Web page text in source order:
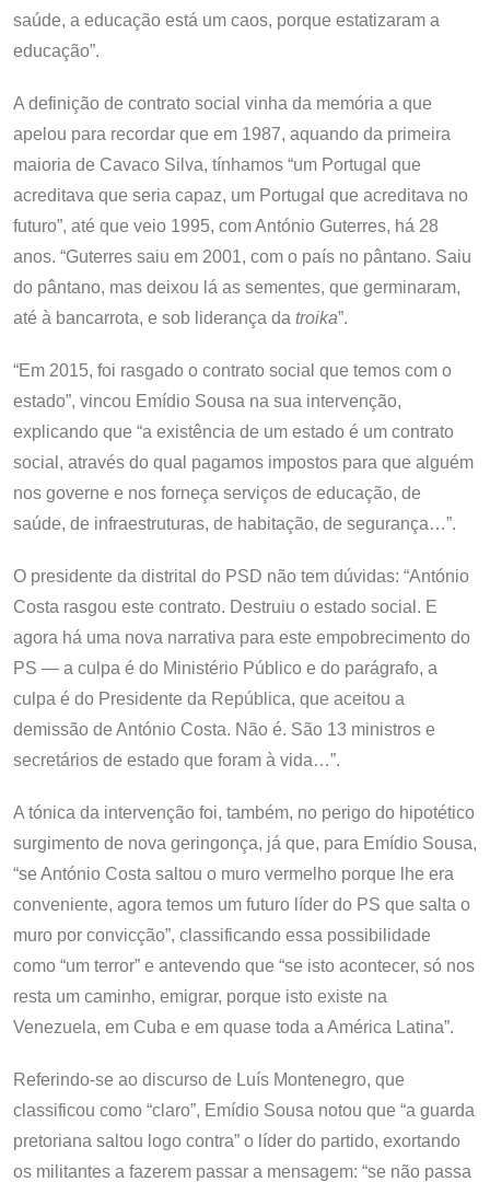
saúde, a educação está um caos, porque estatizaram a
educação”.
A definição de contrato social vinha da memória a que
apelou para recordar que em 1987, aquando da primeira
maioria de Cavaco Silva, tínhamos “um Portugal que
acreditava que seria capaz, um Portugal que acreditava no
futuro”, até que veio 1995, com António Guterres, há 28
anos. “Guterres saiu em 2001, com o país no pântano. Saiu
do pântano, mas deixou lá as sementes, que germinaram,
até à bancarrota, e sob liderança da troika”.
“Em 2015, foi rasgado o contrato social que temos com o
estado”, vincou Emídio Sousa na sua intervenção,
explicando que “a existência de um estado é um contrato
social, através do qual pagamos impostos para que alguém
nos governe e nos forneça serviços de educação, de
saúde, de infraestruturas, de habitação, de segurança…”.
O presidente da distrital do PSD não tem dúvidas: “António
Costa rasgou este contrato. Destruiu o estado social. E
agora há uma nova narrativa para este empobrecimento do
PS — a culpa é do Ministério Público e do parágrafo, a
culpa é do Presidente da República, que aceitou a
demissão de António Costa. Não é. São 13 ministros e
secretários de estado que foram à vida…”.
A tónica da intervenção foi, também, no perigo do hipotético
surgimento de nova geringonça, já que, para Emídio Sousa,
“se António Costa saltou o muro vermelho porque lhe era
conveniente, agora temos um futuro líder do PS que salta o
muro por convicção”, classificando essa possibilidade
como “um terror” e antevendo que “se isto acontecer, só nos
resta um caminho, emigrar, porque isto existe na
Venezuela, em Cuba e em quase toda a América Latina”.
Referindo-se ao discurso de Luís Montenegro, que
classificou como “claro”, Emídio Sousa notou que “a guarda
pretoriana saltou logo contra” o líder do partido, exortando
os militantes a fazerem passar a mensagem: “se não passa